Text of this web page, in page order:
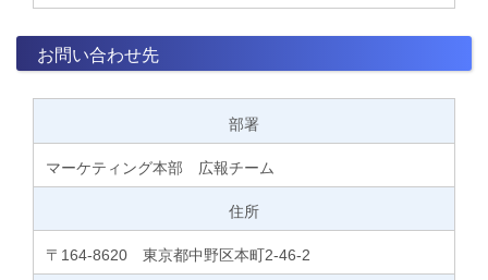
お問い合わせ先
部署
マーケティング本部 広報チーム
住所
〒164-8620 東京都中野区本町2-46-2